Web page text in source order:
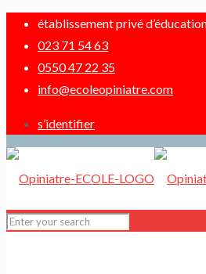
établissement privé
023 71 54 63
0550 47 22 35
info@ecoleopiniatre.com
s’identifier